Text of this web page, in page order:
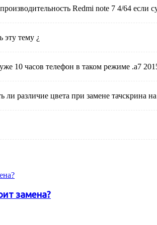
Redmi note 7 4/64 если
эту тему ¿
10 часов телефон в таком режиме .а7
ли различие цвета при замене тачскрина
замена?